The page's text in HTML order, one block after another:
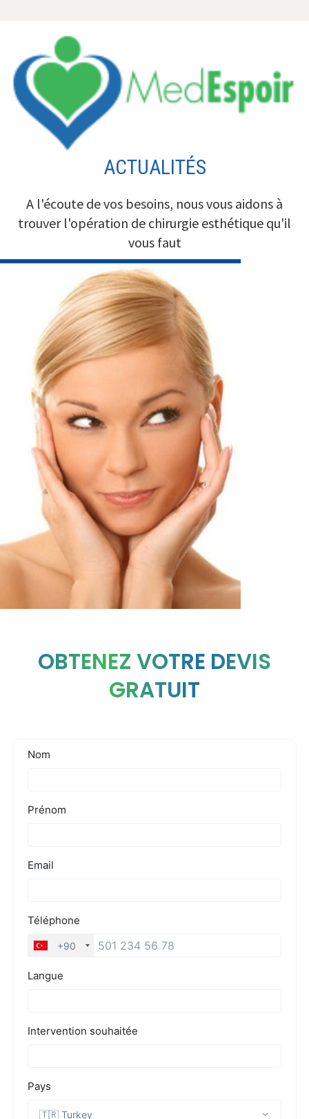
contenu
ACTUALITÉS
A l'écoute de vos besoins, nous vous aidons à
trouver l'opération de chirurgie esthétique qu'il
vous faut
OBTENEZ VOTRE DEVIS
GRATUIT